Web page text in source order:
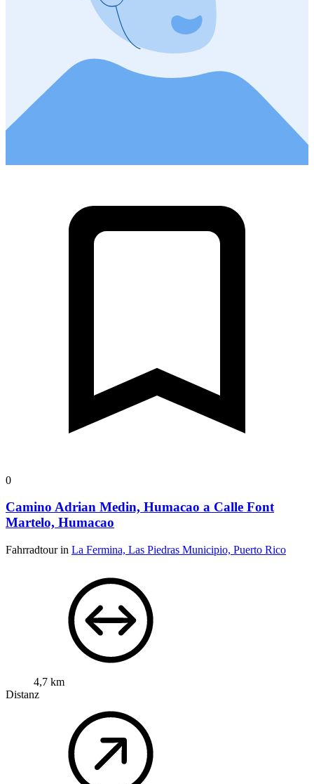
0
Camino Adrian Medin, Humacao a Calle Font
Martelo, Humacao
Fahrradtour in La Fermina, Las Piedras Municipio, Puerto Rico
4,7 km
Distanz